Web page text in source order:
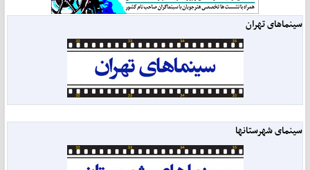
سینماهای تهران
سینمای شهرستانها